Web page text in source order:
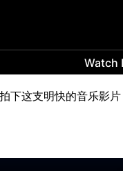
这支明快的音乐影